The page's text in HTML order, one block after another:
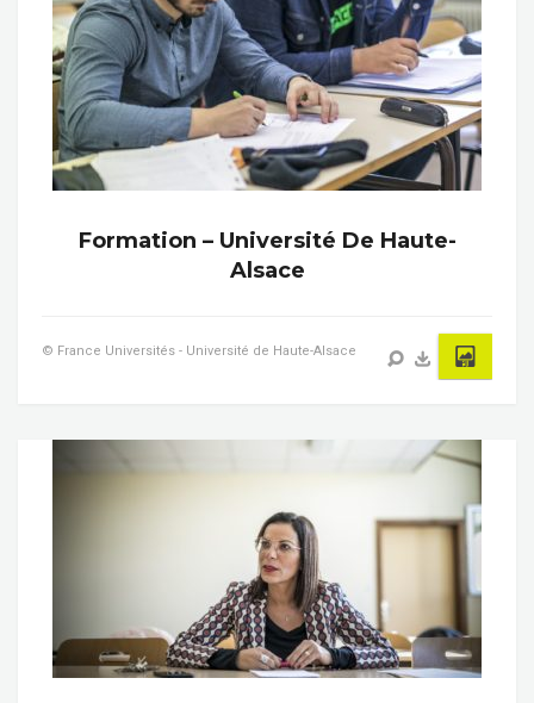
Formation – Université De Haute-
Alsace
© France Universités - Université de Haute-Alsace